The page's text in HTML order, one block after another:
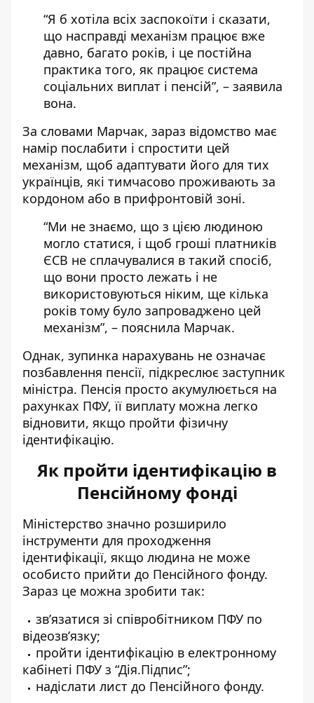
“Я б хотіла всіх заспокоїти і сказати,
що насправді механізм працює вже
давно, багато років, і це постійна
практика того, як працює система
соціальних виплат і пенсій”, – заявила
вона.
За словами Марчак, зараз відомство має
намір послабити і спростити цей
механізм, щоб адаптувати його для тих
українців, які тимчасово проживають за
кордоном або в прифронтовій зоні.
“Ми не знаємо, що з цією людиною
могло статися, і щоб гроші платників
ЄСВ не сплачувалися в такий спосіб,
що вони просто лежать і не
використовуються ніким, ще кілька
років тому було запроваджено цей
механізм”, – пояснила Марчак.
Однак, зупинка нарахувань не означає
позбавлення пенсії, підкреслює заступник
міністра. Пенсія просто акумулюється на
рахунках ПФУ, її виплату можна легко
відновити, якщо пройти фізичну
ідентифікацію.
Як пройти ідентифікацію в
Пенсійному фонді
Міністерство значно розширило
інструменти для проходження
ідентифікації, якщо людина не може
особисто прийти до Пенсійного фонду.
Зараз це можна зробити так:
зв’язатися зі співробітником ПФУ по
відеозв’язку;
пройти ідентифікацію в електронному
кабінеті ПФУ з “Дія.Підпис”;
надіслати лист до Пенсійного фонду.